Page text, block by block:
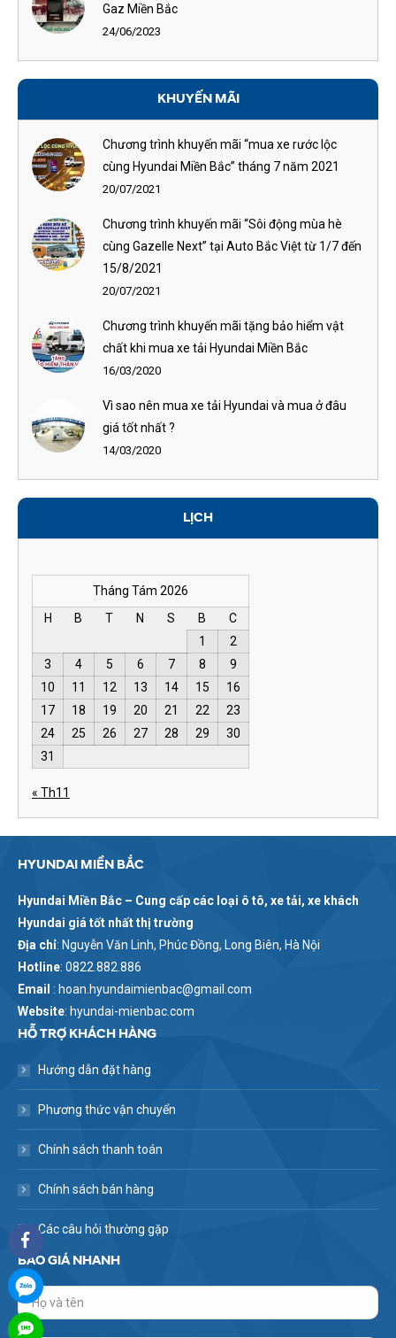
Gaz Miền Bắc
24/06/2023
KHUYẾN MÃI
Chương trình khuyến mãi “mua xe rước lộc
cùng Hyundai Miền Bắc” tháng 7 năm 2021
20/07/2021
Chương trình khuyến mãi “Sôi động mùa hè
cùng Gazelle Next” tại Auto Bắc Việt từ 1/7 đến
15/8/2021
20/07/2021
Chương trình khuyến mãi tặng bảo hiểm vật
chất khi mua xe tải Hyundai Miền Bắc
16/03/2020
Vì sao nên mua xe tải Hyundai và mua ở đâu
giá tốt nhất ?
14/03/2020
LỊCH
Tháng Tám 2026
H
B T N S B
C
1
2
3
4 5 6 7 8
9
10
11 12 13 14 15
16
17
18 19 20 21 22
23
24
25 26 27 28 29
30
31
« Th11
HYUNDAI MIỀN BẮC
Hyundai Miền Bắc – Cung cấp các loại ô tô, xe tải, xe khách
Hyundai giá tốt nhất thị trường
Địa chỉ: Nguyễn Văn Linh, Phúc Đồng, Long Biên, Hà Nội
Hotline: 0822.882.886
Email : hoan.hyundaimienbac@gmail.com
Website: hyundai-mienbac.com
HỖ TRỢ KHÁCH HÀNG
Hướng dẫn đặt hàng
Phương thức vận chuyển
Chính sách thanh toán
Chính sách bán hàng
Các câu hỏi thường gặp
BÁO GIÁ NHANH